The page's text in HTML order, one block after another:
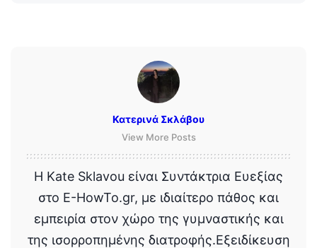
Κατερινά Σκλάβου
View More Posts
Η Kate Sklavou είναι Συντάκτρια Ευεξίας
στο E-HowTo.gr, με ιδιαίτερο πάθος και
εμπειρία στον χώρο της γυμναστικής και
της ισορροπημένης διατροφής.Εξειδίκευση